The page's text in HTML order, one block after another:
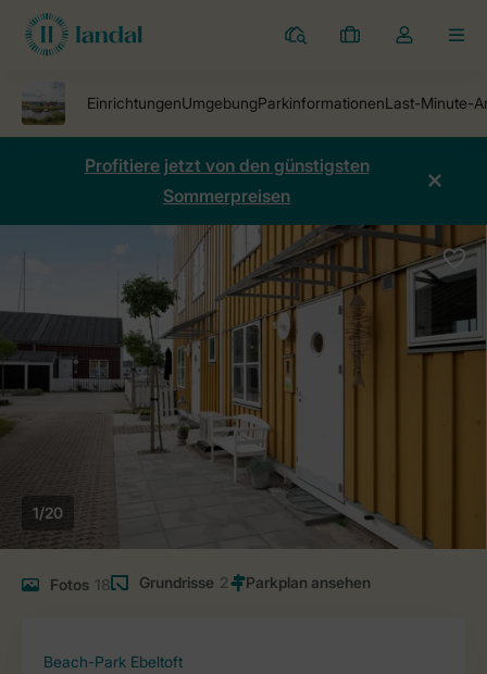
Ferienparks
Meine
Dropdown-
öffnen
Profitiere jetzt von den günstigsten
Sommerpreisen
1/20
Fotos 18 Grundrisse 2
Beach-Park Ebeltoft